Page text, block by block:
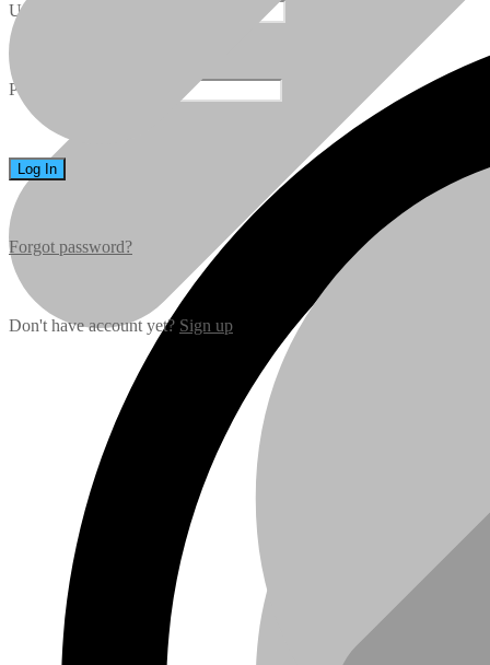
Username
Password
Forgot password?
Don't have account yet? Sign up